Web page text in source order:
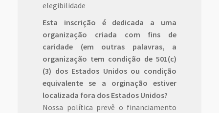
elegibilidade
Esta inscrição é dedicada a uma
organização criada com fins de
caridade (em outras palavras, a
organização tem condição de 501(c)
(3) dos Estados Unidos ou condição
equivalente se a orginação estiver
localizada fora dos Estados Unidos?
Nossa política prevê o financiamento